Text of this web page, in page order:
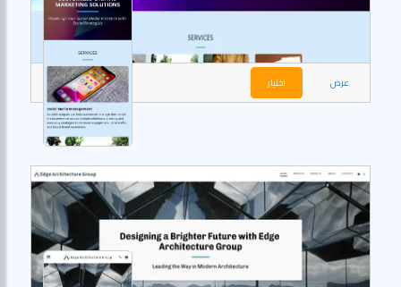
عرض اختيار